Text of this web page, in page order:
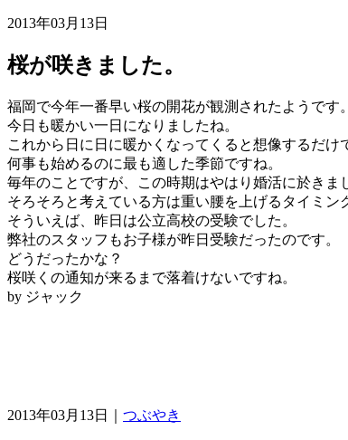
2013年03月13日
桜が咲きました。
福岡で今年一番早い桜の開花が観測されたようです。
今日も暖かい一日になりましたね。
これから日に日に暖かくなってくると想像するだけ
何事も始めるのに最も適した季節ですね。
毎年のことですが、この時期はやはり婚活に於きま
そろそろと考えている方は重い腰を上げるタイミン
そういえば、昨日は公立高校の受験でした。
弊社のスタッフもお子様が昨日受験だったのです。
どうだったかな？
桜咲くの通知が来るまで落着けないですね。
by ジャック
2013年03月13日｜ つぶやき